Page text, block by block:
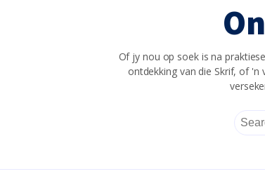
Of jy nou op soek is na
ontdekking van die Skrif, of